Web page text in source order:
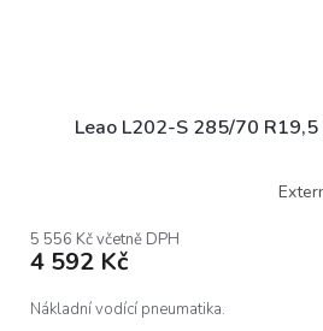
Leao L202-S 285/70
5 556 Kč včetně DPH
4 592 Kč
Nákladní vodící pneumatika.